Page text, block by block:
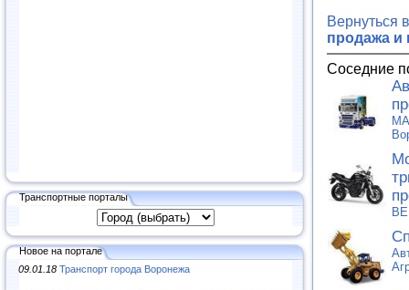
Транспортные порталы
Новое на портале
09.01.18 Транспорт города Воронежа
Вернуться
продажа и
Соседние